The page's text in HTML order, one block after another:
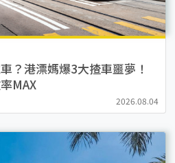
？港漂媽爆3大揸車噩夢！
MAX
2026.08.04